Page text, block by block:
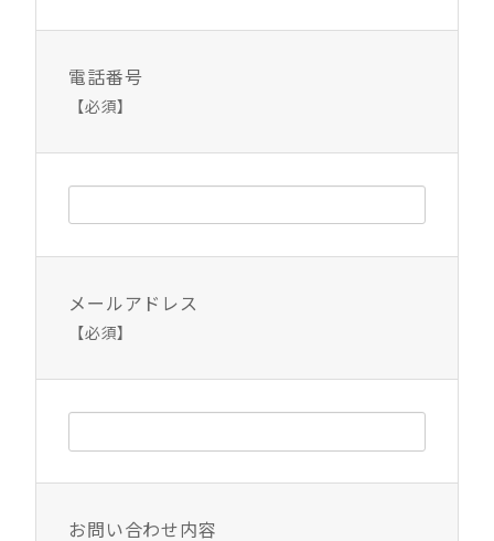
電話番号
【必須】
メールアドレス
【必須】
お問い合わせ内容